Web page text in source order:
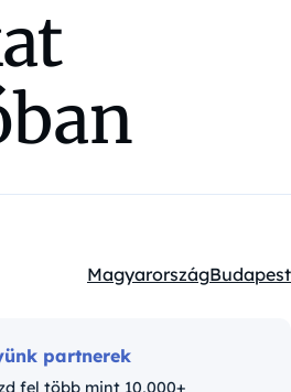
Kategóriák:
MagyarországBudapest
partnerek
fel több mint 10,000+